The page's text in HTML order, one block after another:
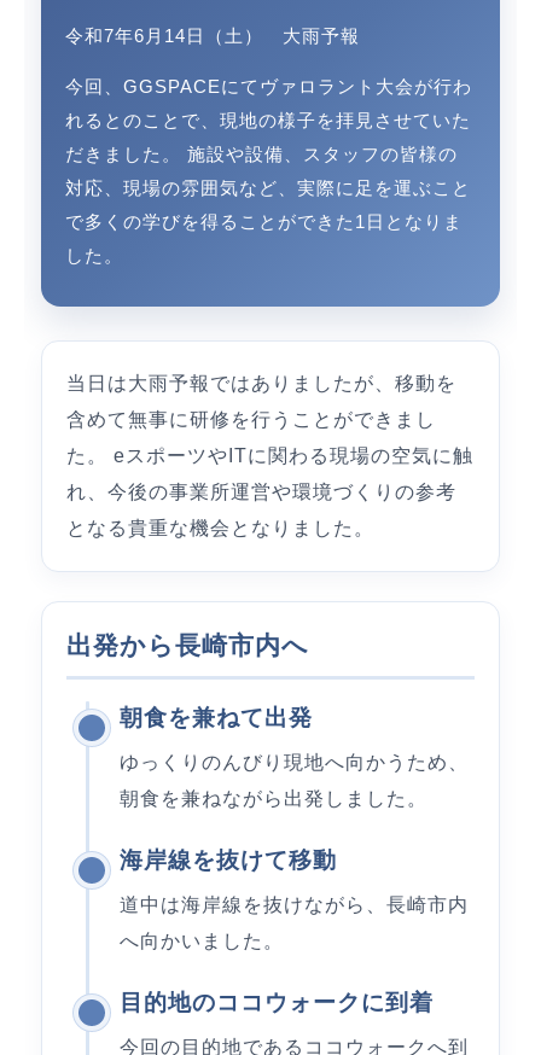
令和7年6月14日（土） 大雨予報
今回、GGSPACEにてヴァロラント大会が行わ
れるとのことで、現地の様子を拝見させていた
だきました。 施設や設備、スタッフの皆様の
対応、現場の雰囲気など、実際に足を運ぶこと
で多くの学びを得ることができた1日となりま
した。
当日は大雨予報ではありましたが、移動を
含めて無事に研修を行うことができまし
た。 eスポーツやITに関わる現場の空気に触
れ、今後の事業所運営や環境づくりの参考
となる貴重な機会となりました。
出発から長崎市内へ
朝食を兼ねて出発
ゆっくりのんびり現地へ向かうため、
朝食を兼ねながら出発しました。
海岸線を抜けて移動
道中は海岸線を抜けながら、長崎市内
へ向かいました。
目的地のココウォークに到着
今回の目的地であるココウォークへ到